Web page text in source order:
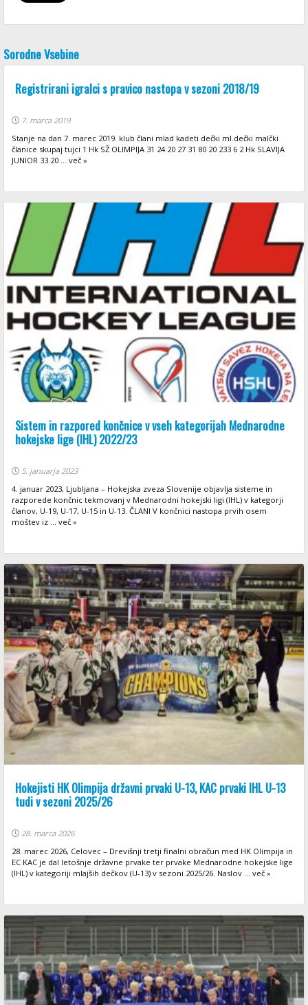
Sorodne Vsebine
Registrirani igralci s pravico nastopa v sezoni 2018/19
7. marca 2019
Stanje na dan 7. marec 2019. klub člani mlad kadeti dečki ml.dečki malčki
članice skupaj tujci 1 Hk SŽ OLIMPIJA 31 24 20 27 31 80 20 233 6 2 Hk SLAVIJA
JUNIOR 33 20 ... več »
Sistem in razpored končnice v vseh kategorijah Mednarodne
hokejske lige (IHL) 2022/23
5. januarja 2023
4. januar 2023, Ljubljana – Hokejska zveza Slovenije objavlja sisteme in
razporede končnic tekmovanj v Mednarodni hokejski ligi (IHL) v kategorji
članov, U-19, U-17, U-15 in U-13. ČLANI V končnici nastopa prvih osem
moštev iz ... več »
Hokejisti HK Olimpija državni prvaki U-13, KAC prvaki IHL U-13
tudi v sezoni 2025/26
28. marca 2026
28. marec 2026, Celovec – Drevišnji tretji finalni obračun med HK Olimpija in
EC KAC je dal letošnje državne prvake ter prvake Mednarodne hokejske lige
(IHL) v kategoriji mlajših dečkov (U-13) v sezoni 2025/26. Naslov ... več »